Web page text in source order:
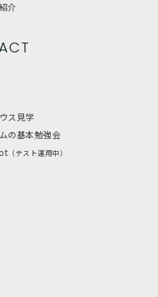
介
ス見学
の基本勉強会
（テスト運用中）